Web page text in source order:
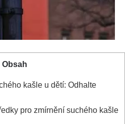
Obsah
kašle ⁣u dětí: Odhalte
⁣pro ⁤zmírnění‍ suchého kašle